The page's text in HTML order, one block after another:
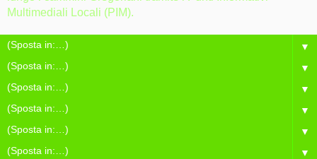
Multimediali Locali (PIM).
▼
▼
▼
▼
▼
▼